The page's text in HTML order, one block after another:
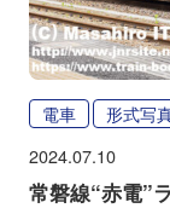
電車 形式写
2024.07.10
常磐線“赤電”